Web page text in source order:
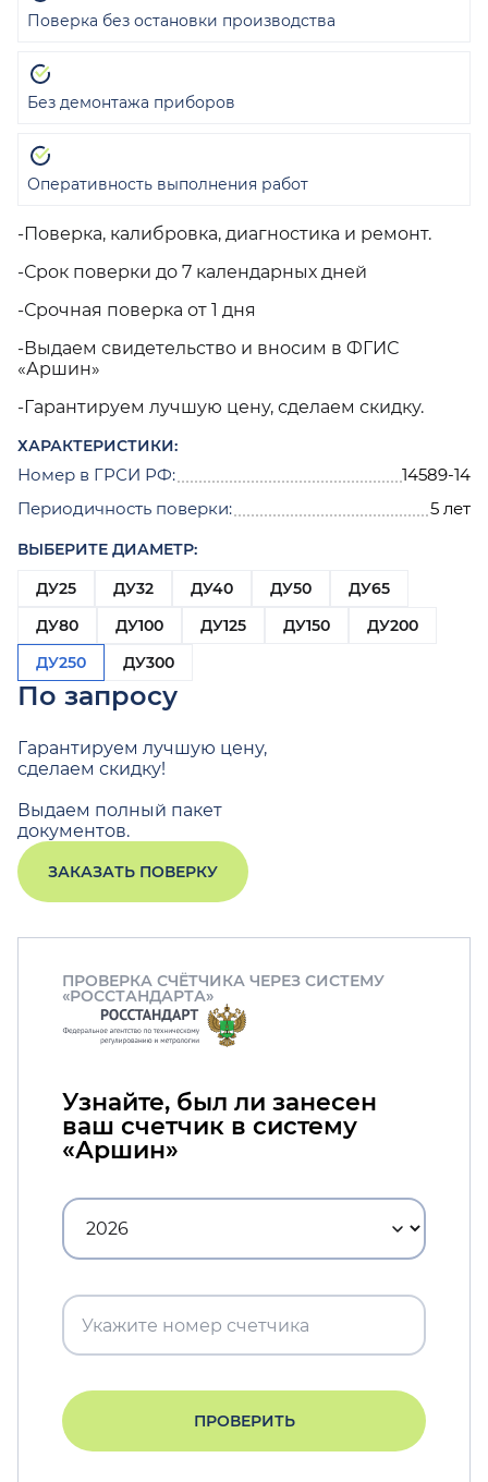
-Поверка, калибровка, диагностика и ремонт.
-Срок поверки до 7 календарных дней
-Срочная поверка от 1 дня
-Выдаем свидетельство и вносим в ФГИС
«Аршин»
-Гарантируем лучшую цену, сделаем скидку.
ХАРАКТЕРИСТИКИ:
Номер в ГРСИ РФ:
14589-14
Периодичность поверки:
5 лет
ВЫБЕРИТЕ ДИАМЕТР:
ДУ25
ДУ32 ДУ40 ДУ50
ДУ65
ДУ80
ДУ100 ДУ125 ДУ150
ДУ200
ДУ250
ДУ300
По запросу
Гарантируем лучшую цену,
сделаем скидку!
Выдаем полный пакет
документов.
ЗАКАЗАТЬ ПОВЕРКУ
Поверка без остановки производства
Без демонтажа приборов
Оперативность выполнения работ
ПРОВЕРКА СЧЁТЧИКА ЧЕРЕЗ СИСТЕМУ
«РОССТАНДАРТА»
Узнайте, был ли занесен
ваш счетчик в систему
«Аршин»
ПРОВЕРИТЬ